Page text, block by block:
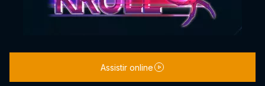
Assistir online